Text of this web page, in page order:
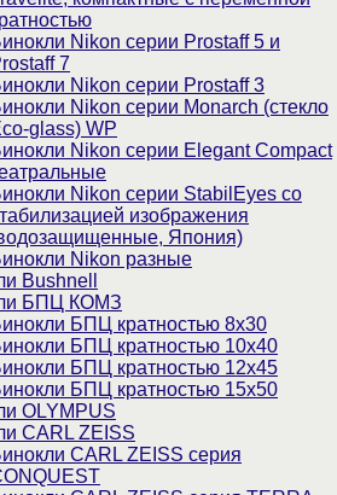
Nikon серии Prostaff 5 и
7
Nikon серии Prostaff 3
Nikon серии Monarch (стекло
glass) WP
Nikon серии Elegant Compact
Nikon серии StabilEyes со
изображения
Япония)
Nikon разные
Bushnell
БПЦ КОМЗ
БПЦ кратностью 8х30
БПЦ кратностью 10х40
БПЦ кратностью 12х45
БПЦ кратностью 15х50
OLYMPUS
CARL ZEISS
CARL ZEISS серия